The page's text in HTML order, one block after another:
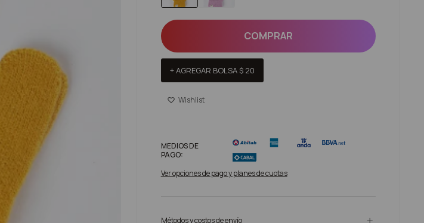
COMPRAR
+ AGREGAR BOLSA$ 20
MEDIOS DE
PAGO:
Ver opciones de pago y planes de cuotas
Métodos y costos de envío